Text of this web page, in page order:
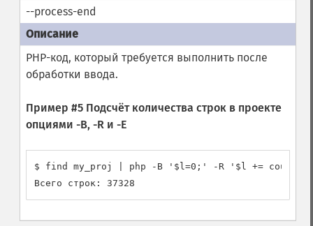
--process-end
PHP-код, который требуется выполнить после
обработки ввода.
Пример #5 Подсчёт количества строк в проекте
опциями -B, -Rи -E
$ find my_proj | php -B '$l=0;' -R '$l +=